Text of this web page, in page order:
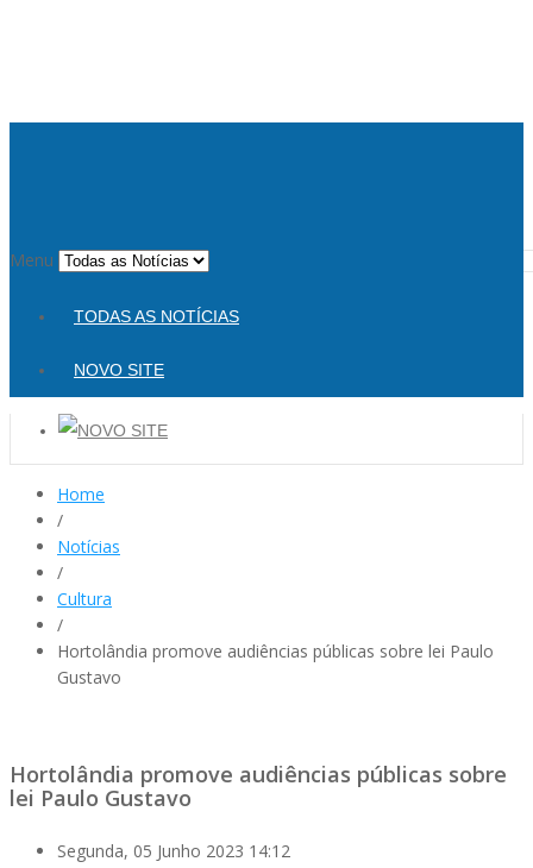
Menu
TODAS AS NOTÍCIAS
NOVO SITE
Home
/
Notícias
/
Cultura
/
Hortolândia promove audiências públicas sobre lei Paulo
Gustavo
Hortolândia promove audiências públicas sobre
lei Paulo Gustavo
Segunda, 05 Junho 2023 14:12